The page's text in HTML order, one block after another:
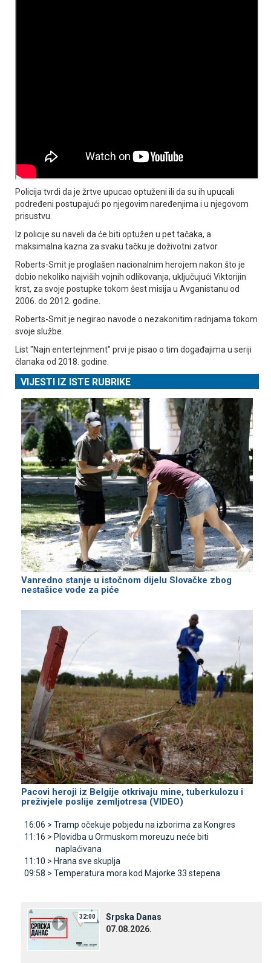
Policija tvrdi da je žrtve upucao optuženi ili da su ih upucali
podređeni postupajući po njegovim naređenjima i u njegovom
prisustvu.
Iz policije su naveli da će biti optužen u pet tačaka, a
maksimalna kazna za svaku tačku je doživotni zatvor.
Roberts-Smit je proglašen nacionalnim herojem nakon što je
dobio nekoliko najviših vojnih odlikovanja, uključujući Viktorijin
krst, za svoje postupke tokom šest misija u Avganistanu od
2006. do 2012. godine.
Roberts-Smit je negirao navode o nezakonitim radnjama tokom
svoje službe.
List "Najn entertejnment" prvi je pisao o tim događajima u seriji
članaka od 2018. godine.
VIJESTI IZ ISTE RUBRIKE
Vanredno stanje u istočnom dijelu Slovačke zbog
nestašice vode za piće
Pacovi heroji iz Belgije otkrivaju mine, tuberkulozu i
preživjele poslije zemljotresa (VIDEO)
16:06 > Tramp očekuje pobjedu na izborima za Kongres
11:16 > Plovidba u Ormuskom moreuzu neće biti
naplaćivana
11:10 > Hrana sve skuplja
09:58 > Temperatura mora kod Majorke 33 stepena
32:00
Srpska Danas
07.08.2026.